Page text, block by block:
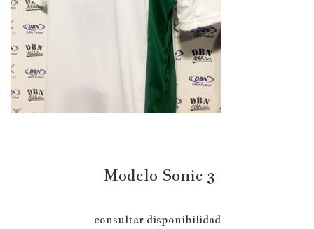
Modelo Sonic 3
consultar disponibilidad